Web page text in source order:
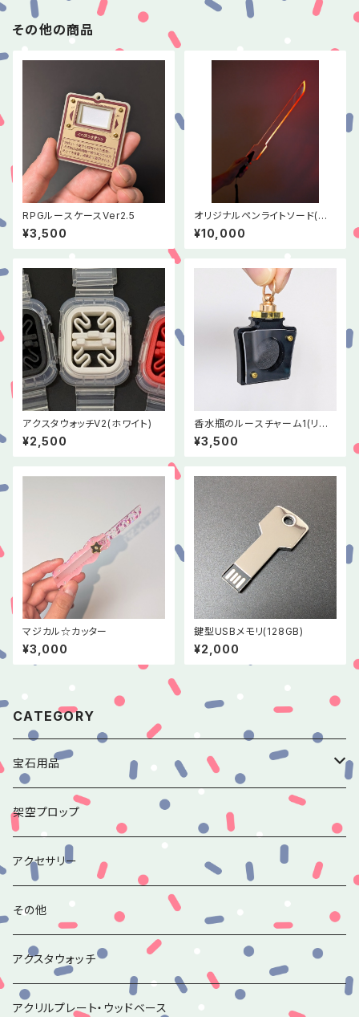
その他の商品
RPGルースケースVer2.5
¥3,500
オリジナルペンライトソード(オ
ーダー商品)
¥10,000
アクスタウォッチV2(ホワイト)
¥2,500
香水瓶のルースチャーム1(リニ
ューアル版)ブラック×ゴールド
¥3,500
マジカル☆カッター
¥3,000
鍵型USBメモリ(128GB)
¥2,000
CATEGORY
宝石用品
香水瓶のルースチャームシリーズ
アンティークミラーのルースチャームシリーズ
その他ルースチャーム
架空プロップ
アクセサリー
その他
アクスタウォッチ
アクリルプレート・ウッドベース